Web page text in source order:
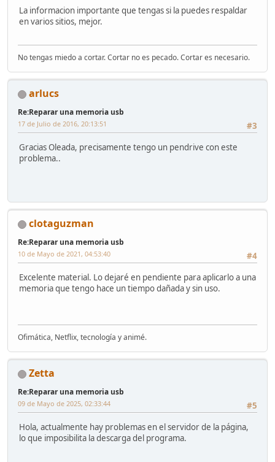
La informacion importante que tengas si la puedes respaldar
en varios sitios, mejor.
No tengas miedo a cortar. Cortar no es pecado. Cortar es necesario.
arlucs
Re:Reparar una memoria usb
#3
17 de Julio de 2016, 20:13:51
Gracias Oleada, precisamente tengo un pendrive con este
problema..
clotaguzman
Re:Reparar una memoria usb
#4
10 de Mayo de 2021, 04:53:40
Excelente material. Lo dejaré en pendiente para aplicarlo a una
memoria que tengo hace un tiempo dañada y sin uso.
Ofimática, Netflix, tecnología y animé.
Zetta
Re:Reparar una memoria usb
#5
09 de Mayo de 2025, 02:33:44
Hola, actualmente hay problemas en el servidor de la página,
lo que imposibilita la descarga del programa.